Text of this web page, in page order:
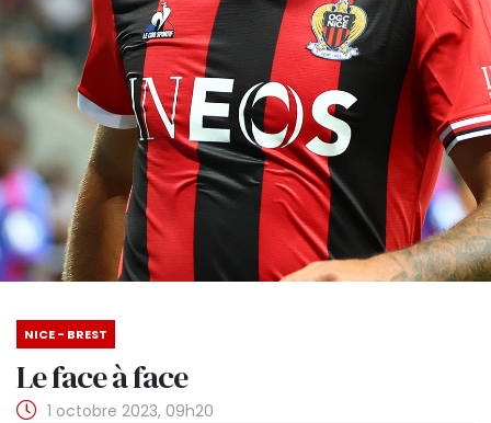
NICE - BREST
Le face à face
1 octobre 2023, 09h20